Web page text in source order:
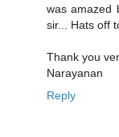
was amazed
sir... Hats off
Thank you
Narayanan
Reply